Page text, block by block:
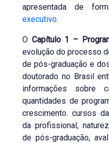
apresentada de
executivo.
O Capítulo 1 –
evolução do processo
de pós-graduação e
doutorado no Brasil
informações sobre
quantidades de
crescimento. cursos
da profissional,
de pós-graduação,